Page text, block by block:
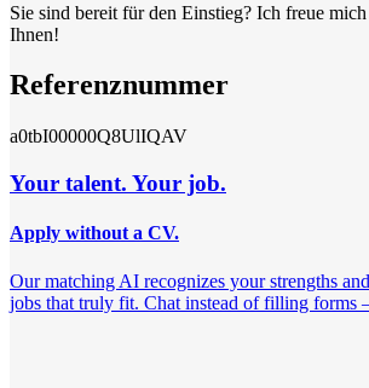
Sie sind bereit für den Einstieg? Ich freue
Ihnen!
Referenznummer
a0tbI00000Q8UlIQAV
Your talent. Your job.
Apply without a CV.
Our matching AI recognizes your strengths
jobs that truly fit. Chat instead of filling forms